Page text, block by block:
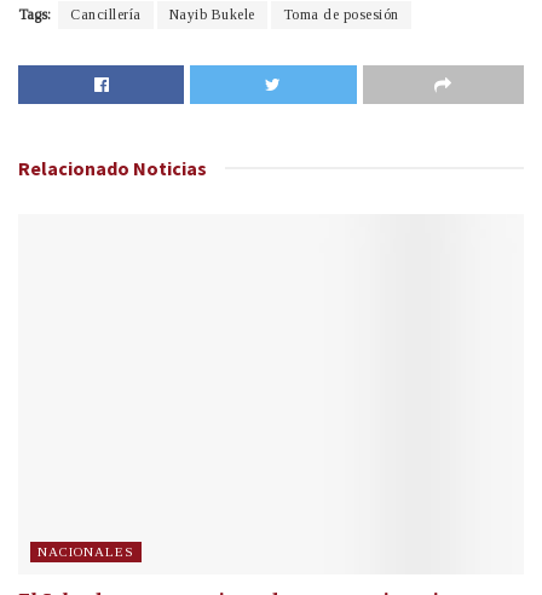
Tags: Cancillería Nayib Bukele Toma de posesión
Relacionado Noticias
NACIONALES